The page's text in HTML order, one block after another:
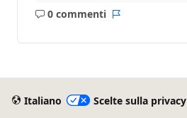
0 commenti
Nessun
Italiano Scelte sulla privacy